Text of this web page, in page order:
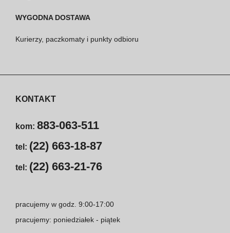
WYGODNA DOSTAWA
Kurierzy, paczkomaty i punkty odbioru
KONTAKT
kom: 883-063-511
tel: (22) 663-18-87
tel: (22) 663-21-76
pracujemy w godz. 9:00-17:00
pracujemy: poniedziałek - piątek